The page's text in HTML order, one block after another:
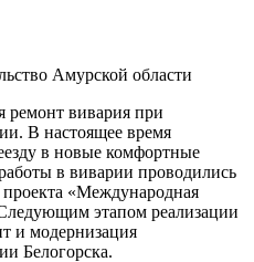
Амурской области
ремонт вивария при
В настоящее время
в новые комфортные
в виварии проводились
«Международная
этапом реализации
и модернизация
Белогорска.